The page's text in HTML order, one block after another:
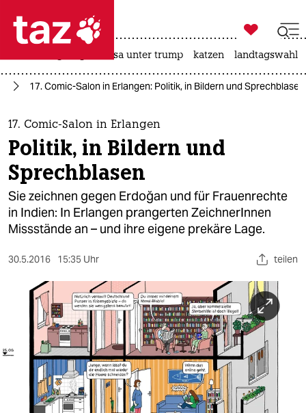
 taz zahl ich
taz zahl ich
themen
politik
öko
gesellschaft
berlin
nord
wahrheit
verlag

taz zahl ich
usa unter trump katzen landtagswahl
17. Comic-Salon in Erlangen: Politik, in Bildern und Sprechblasen
17. Comic-Salon in Erlangen
Politik, in Bildern und
Sprechblasen
Sie zeichnen gegen Erdoğan und für Frauenrechte
in Indien: In Erlangen prangerten ZeichnerInnen
Missstände an – und ihre eigene prekäre Lage.
30.5.2016 15:35 Uhr teilen